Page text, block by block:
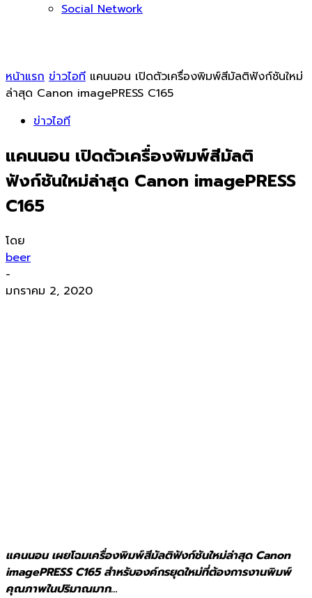
Social Network
หน้าแรก ข่าวไอที แคนนอน เปิดตัวเครื่องพิมพ์สีมัลติฟังก์ชันใหม่
ล่าสุด Canon imagePRESS C165
ข่าวไอที
แคนนอน เปิดตัวเครื่องพิมพ์สีมัลติ
ฟังก์ชันใหม่ล่าสุด Canon imagePRESS
C165
โดย
beer
-
มกราคม 2, 2020
แคนนอน เผยโฉมเครื่องพิมพ์สีมัลติฟังก์ชันใหม่ล่าสุด Canon
imagePRESS C165 สำหรับองค์กรยุดใหม่ที่ต้องการงานพิมพ์
คุณภาพในปริมาณมาก…